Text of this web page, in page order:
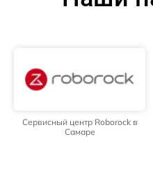
Сервисный центр Roborock в
Самаре